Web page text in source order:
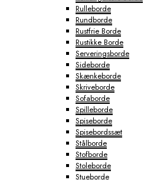
Rulleborde
Rundborde
Rustfrie Borde
Rustikke Borde
Serveringsborde
Sideborde
Skænkeborde
Skriveborde
Sofaborde
Spilleborde
Spiseborde
Spisebordssæt
Stålborde
Stofborde
Stoleborde
Stueborde